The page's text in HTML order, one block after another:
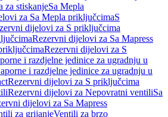
za stiskanjeSa Mepla
za Sa Mepla priključcimaS
dijelovi za S priključcima
Rezervni dijelovi za Sa Mapress
Rezervni dijelovi za S
i razdjelne jedinice za ugradnju u
i razdjelne jedinice za ugradnju u
Rezervni dijelovi za S priključcima
Rezervni dijelovi za Nepovratni ventiliSa
dijelovi za Sa Mapress
za grijanjeVentili za brzo